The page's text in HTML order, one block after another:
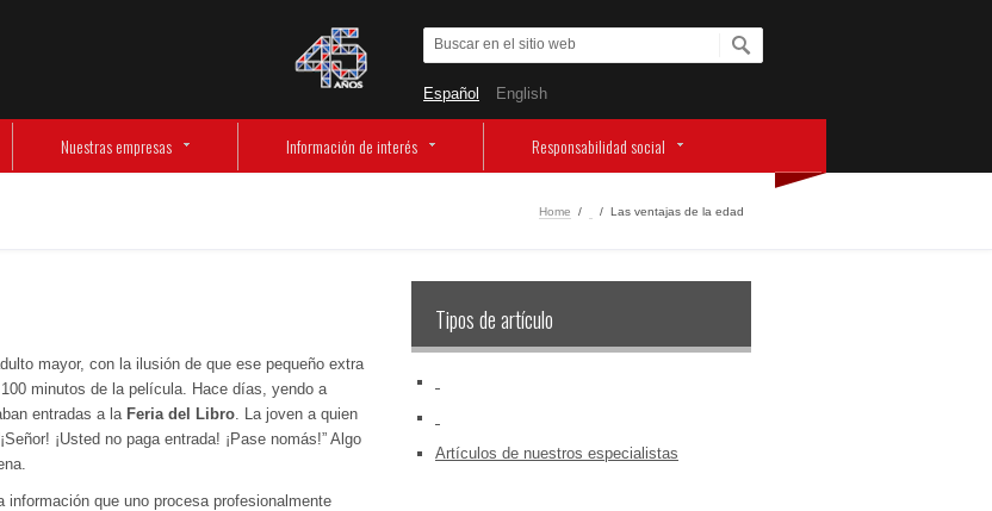
Español English
Nuestras empresas Información de interés Responsabilidad social
Home / / Las ventajas de la edad
mayor, con la ilusión de que ese pequeño extra
minutos de la película. Hace días, yendo a
entradas a la Feria del Libro. La joven a quien
¡Usted no paga entrada! ¡Pase nomás!” Algo
que uno procesa profesionalmente
Tipos de artículo
Artículos de nuestros especialistas